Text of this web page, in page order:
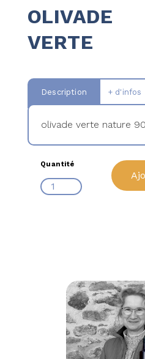
OLIVADE
VERTE
Description + d'infos
olivade verte nature
Quantité